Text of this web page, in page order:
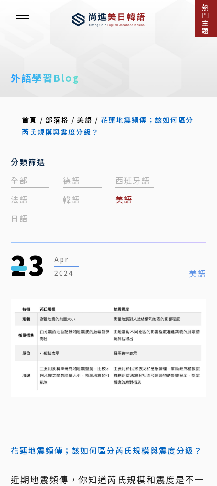
熱
門
主
題
外語學習Blog
首頁 / 部落格 / 美語 / 花蓮地震頻傳；該如何區分
芮氏規模與震度分級？
分類篩選
全部
德語
西班牙語
法語
韓語
美語
日語
美語
23
Apr
2024
花蓮地震頻傳；該如何區分芮氏規模與震度分級？
近期地震頻傳，你知道芮氏規模和震度是不一